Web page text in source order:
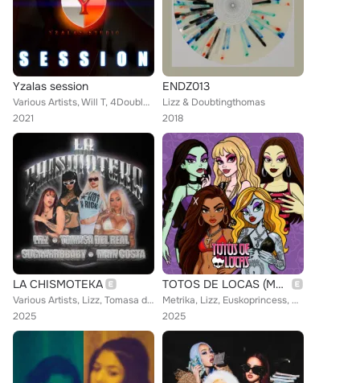
Yzalas session
Various Artists, Will T, 4Double3, Lizz, CZG, Jahman, Egamez, Boombam, TiFLO, Gazer, Cam's, Toxiic
2021
ENDZ013
Lizz & Doubtingthomas
2018
LA CHISMOTEKA
Various Artists, Lizz, Tomasa del Real, SUGAARRBBABY, MAIN COSTA
2025
TOTOS DE LOCAS (Monster High Version)
Metrika, Lizz, Euskoprincess, Kristina
2025